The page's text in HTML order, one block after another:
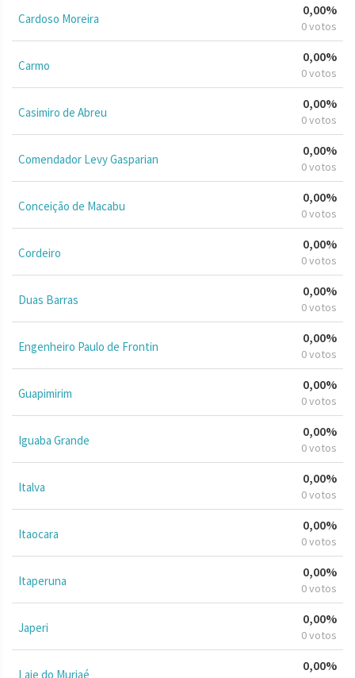
Cardoso Moreira
0,00%
0 votos
Carmo
0,00%
0 votos
Casimiro de Abreu
0,00%
0 votos
Comendador Levy Gasparian
0,00%
0 votos
Conceição de Macabu
0,00%
0 votos
Cordeiro
0,00%
0 votos
Duas Barras
0,00%
0 votos
Engenheiro Paulo de Frontin
0,00%
0 votos
Guapimirim
0,00%
0 votos
Iguaba Grande
0,00%
0 votos
Italva
0,00%
0 votos
Itaocara
0,00%
0 votos
Itaperuna
0,00%
0 votos
Japeri
0,00%
0 votos
Laje do Muriaé
0,00%